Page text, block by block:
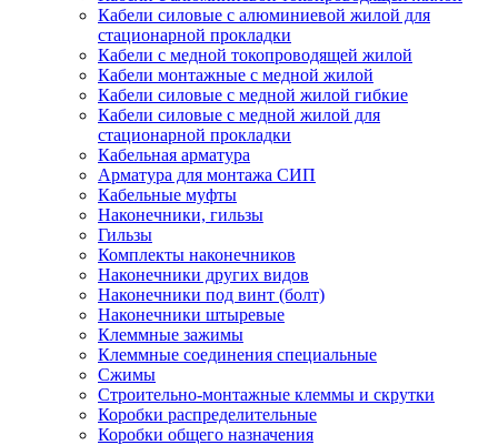
Кабели силовые с алюминиевой жилой для
стационарной прокладки
Кабели с медной токопроводящей жилой
Кабели монтажные с медной жилой
Кабели силовые с медной жилой гибкие
Кабели силовые с медной жилой для
стационарной прокладки
Кабельная арматура
Арматура для монтажа СИП
Кабельные муфты
Наконечники, гильзы
Гильзы
Комплекты наконечников
Наконечники других видов
Наконечники под винт (болт)
Наконечники штыревые
Клеммные зажимы
Клеммные соединения специальные
Сжимы
Строительно-монтажные клеммы и скрутки
Коробки распределительные
Коробки общего назначения